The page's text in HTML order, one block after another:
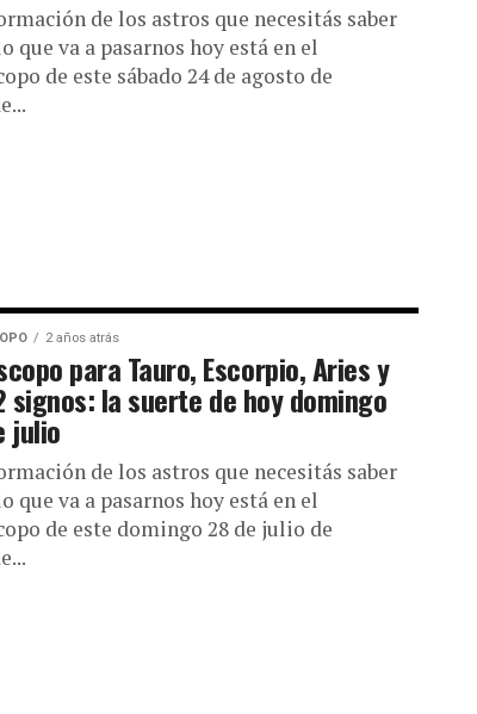
de los astros que necesitás saber
que va a pasarnos hoy está en el
de este sábado 24 de agosto de
2 años atrás
para Tauro, Escorpio, Aries y
signos: la suerte de hoy domingo
julio
de los astros que necesitás saber
que va a pasarnos hoy está en el
de este domingo 28 de julio de